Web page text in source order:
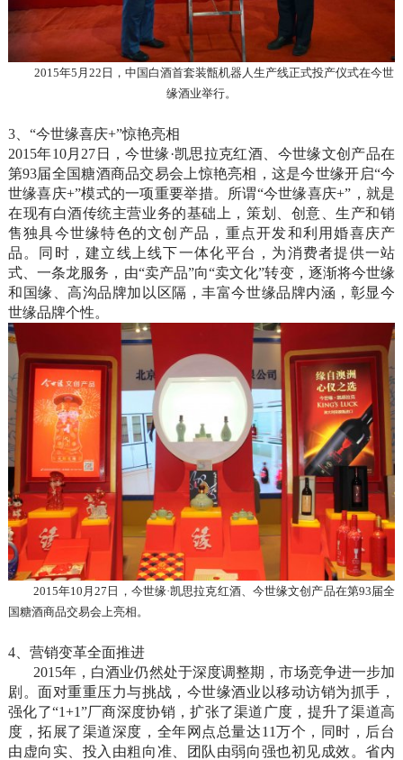
2015年5月22日，中国白酒首套装甑机器人生产线正式投产仪式在今世
缘酒业举行。
3、“今世缘喜庆+”惊艳亮相
2015年10月27日，今世缘·凯思拉克红酒、今世缘文创产品在
第93届全国糖酒商品交易会上惊艳亮相，这是今世缘开启“今
世缘喜庆+”模式的一项重要举措。所谓“今世缘喜庆+”，就是
在现有白酒传统主营业务的基础上，策划、创意、生产和销
售独具今世缘特色的文创产品，重点开发和利用婚喜庆产
品。同时，建立线上线下一体化平台，为消费者提供一站
式、一条龙服务，由“卖产品”向“卖文化”转变，逐渐将今世缘
和国缘、高沟品牌加以区隔，丰富今世缘品牌内涵，彰显今
世缘品牌个性。
2015年10月27日，今世缘·凯思拉克红酒、今世缘文创产品在第93届全
国糖酒商品交易会上亮相。
4、营销变革全面推进
2015年，白酒业仍然处于深度调整期，市场竞争进一步加
剧。面对重重压力与挑战，今世缘酒业以移动访销为抓手，
强化了“1+1”厂商深度协销，扩张了渠道广度，提升了渠道高
度，拓展了渠道深度，全年网点总量达11万个，同时，后台
由虚向实、投入由粗向准、团队由弱向强也初见成效。省内